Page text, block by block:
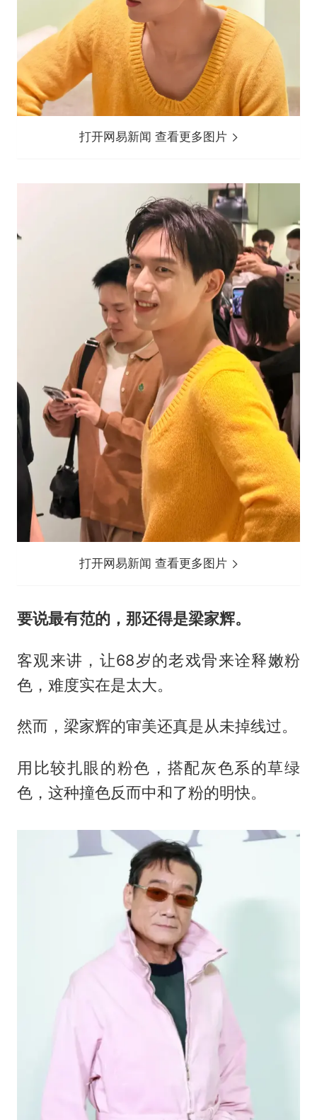
打开网易新闻 查看更多图片
打开网易新闻 查看更多图片
要说最有范的，那还得是梁家辉。
客观来讲，让68岁的老戏骨来诠释嫩粉
色，难度实在是太大。
然而，梁家辉的审美还真是从未掉线过。
用比较扎眼的粉色，搭配灰色系的草绿
色，这种撞色反而中和了粉的明快。